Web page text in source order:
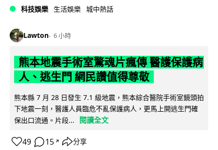
科技娛樂 生活娛樂 城中熱話
Lawton 6 小時
熊本地震手術室驚魂片瘋傳 醫護保護病
人、逃生門 網民讚值得尊敬
熊本縣 7 月 28 日發生 7.1 級地震，熊本綜合醫院手術室鏡頭拍
下地震一刻，醫護人員臨危不亂保護病人，更馬上開逃生門確
保出口流通。片段...
閱讀全文
49 15 ↗ 分享